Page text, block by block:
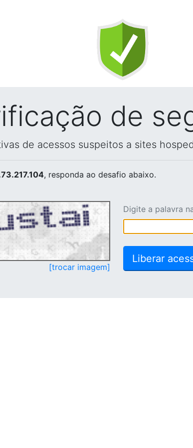
de
de acessos suspeitos a sites
, responda ao desafio abaixo.
[trocar imagem]
Digite a palavra